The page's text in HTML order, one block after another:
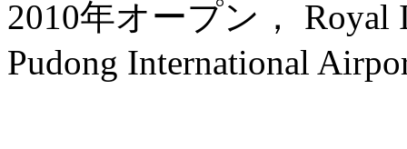
2010年オープン， Royal
Pudong International